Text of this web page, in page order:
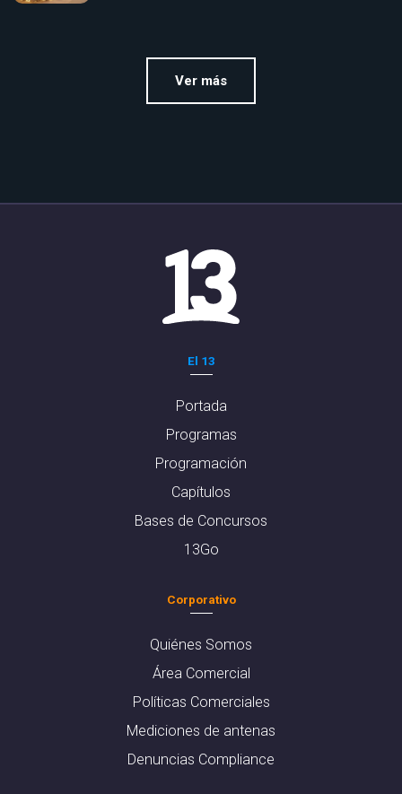
Ver más
El 13
Portada
Programas
Programación
Capítulos
Bases de Concursos
13Go
Corporativo
Quiénes Somos
Área Comercial
Políticas Comerciales
Mediciones de antenas
Denuncias Compliance